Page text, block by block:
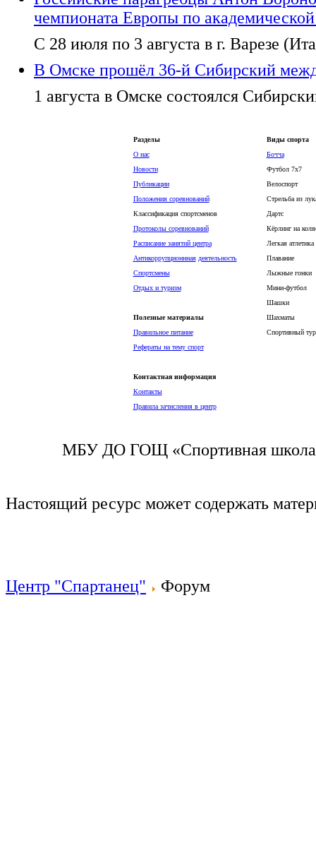
чемпионата Европы по академической
С 28 июля по 3 августа в г. Варезе
В Омске прошёл 36-й Сибирский
1 августа в Омске состоялся
Разделы
О нас
Новости
Публикации
Положения соревнований
Классификация спортсменов
Протоколы соревнований
Расписание занятий центра
Антикоррупционнная деятельность
Спортсмены
Отдых и туризм
Полезные материалы
Правильное питание
Рефераты на тему спорт
Контактная информация
Контакты
Правила зачисления в центр
Виды спорта
Бочча
Футбол 7х7
Велоспорт
Стрельба из
Дартс
Кёрлинг на
Легкая атлетика
Плавание
Лыжные гонки
Мини-футбол
Шашки
Шахматы
Спортивный
МБУ ДО ГОЩ «Спортивная школа
Настоящий ресурс может содержать
Центр "Спартанец" Форум